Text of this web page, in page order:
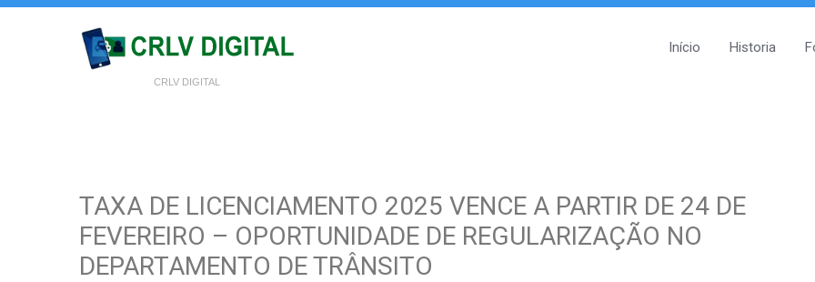
CRLV DIGITAL
Início Historia
TAXA DE LICENCIAMENTO 2025 VENCE A PARTIR DE 24 DE
FEVEREIRO – OPORTUNIDADE DE REGULARIZAÇÃO NO
DEPARTAMENTO DE TRÂNSITO